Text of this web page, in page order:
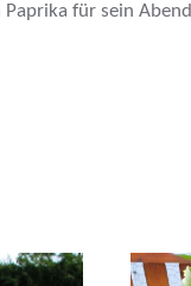
für sein